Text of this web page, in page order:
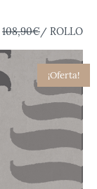
108,90€/ ROLLO
¡Oferta!